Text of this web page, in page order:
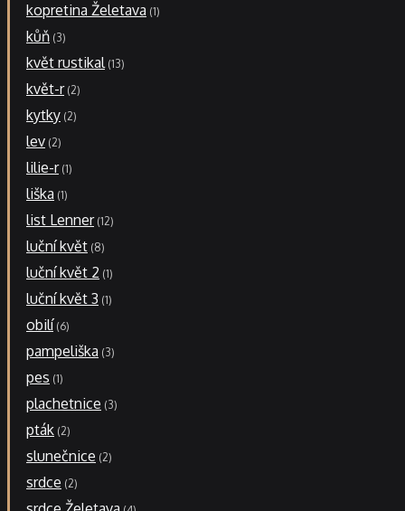
kopretina Želetava 1
kůň 3
květ rustikal 13
květ-r 2
kytky 2
lev 2
lilie-r 1
liška 1
list Lenner 12
luční květ 8
luční květ 2 1
luční květ 3 1
obilí 6
pampeliška 3
pes 1
plachetnice 3
pták 2
slunečnice 2
srdce 2